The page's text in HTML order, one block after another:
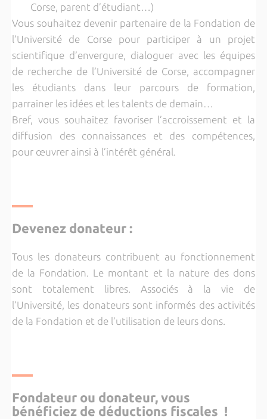
Corse, parent d’étudiant…)
Vous souhaitez devenir partenaire de la Fondation de
l’Université de Corse pour participer à un projet
scientifique d’envergure, dialoguer avec les équipes
de recherche de l’Université de Corse, accompagner
les étudiants dans leur parcours de formation,
parrainer les idées et les talents de demain…
Bref, vous souhaitez favoriser l’accroissement et la
diffusion des connaissances et des compétences,
pour œuvrer ainsi à l’intérêt général.
Devenez donateur :
Tous les donateurs contribuent au fonctionnement
de la Fondation. Le montant et la nature des dons
sont totalement libres. Associés à la vie de
l’Université, les donateurs sont informés des activités
de la Fondation et de l’utilisation de leurs dons.
Fondateur ou donateur, vous
bénéficiez de déductions fiscales !